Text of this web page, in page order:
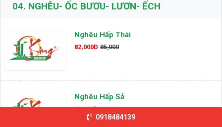
04. NGHÊU- ỐC BƯƠU- LƯƠN- ẾCH
Nghêu Hấp Thái
82,000Đ 85,000
Nghêu Hấp Sả
79,000Đ 89,000
0918484139